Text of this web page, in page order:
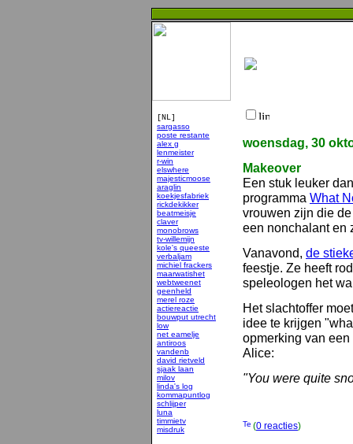
[NL]
sargasso
poste restante
alex g
lenmeister
r-win
elswhere
majesticmoose
araglin
koekjesfabriek
rickdekikker
beatmeisje
claver
monobrows
tv-willemijn
kole's queeste
verbaljam
michiel frackers
maarwatishet
webtweenet
geenheld
merel roze
actiereactie
bouwput utrecht
low
net eamelje
antiroos
vandenb
david rietveld
sjaak laan
milov
linda's log
kommapuntlog
schlijper
luna
timmietv
misdruk
woensdag, 30
Makeover
Een stuk leuker
programma What
vrouwen zijn die
een nonchalant en
Vanavond, de
feestje. Ze heeft
speleologen het
Het slachtoffer
idee te krijgen
opmerking van
Alice:
"You were quite
(0 reacties)